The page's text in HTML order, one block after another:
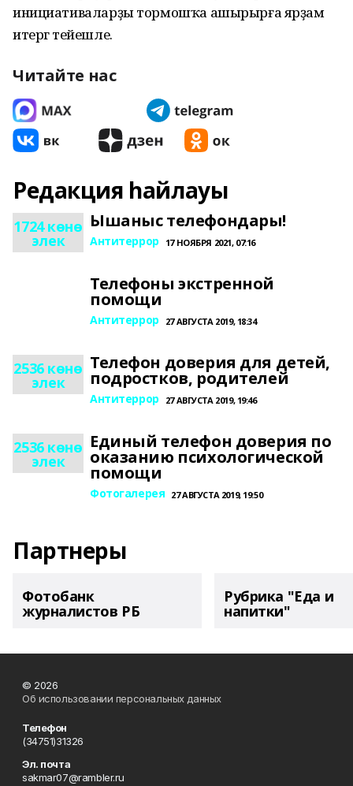
инициативаларҙы тормошҡа ашырырға ярҙам
итергә тейешле.
Читайте нас
Редакция һайлауы
1724 көнө
элек
Ышаныс телефондары!
Антитеррор 17 НОЯБРЯ 2021, 07:16
Телефоны экстренной
помощи
Антитеррор 27 АВГУСТА 2019, 18:34
2536 көнө
элек
Телефон доверия для детей,
подростков, родителей
Антитеррор 27 АВГУСТА 2019, 19:46
2536 көнө
элек
Единый телефон доверия по
оказанию психологической
помощи
Фотогалерея 27 АВГУСТА 2019, 19:50
Партнеры
Фотобанк
журналистов РБ
Рубрика "Еда и
напитки"
© 2026
Об использовании персональных данных
Телефон
(34751)31326
Эл. почта
sakmar07@rambler.ru